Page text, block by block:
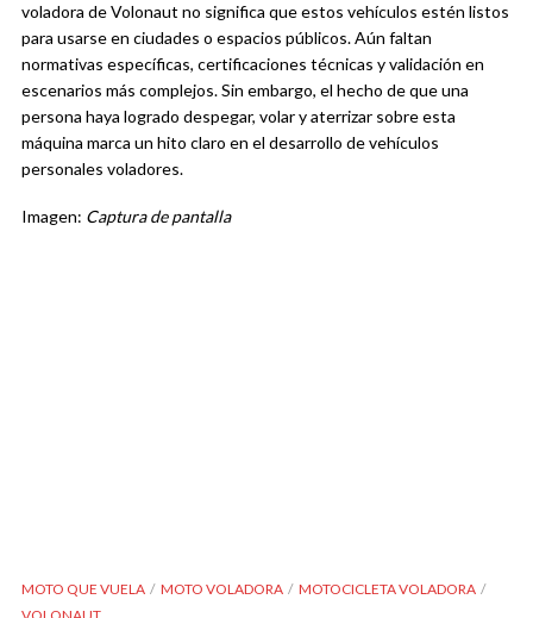
voladora de Volonaut no significa que estos vehículos estén listos
para usarse en ciudades o espacios públicos. Aún faltan
normativas específicas, certificaciones técnicas y validación en
escenarios más complejos. Sin embargo, el hecho de que una
persona haya logrado despegar, volar y aterrizar sobre esta
máquina marca un hito claro en el desarrollo de vehículos
personales voladores.
Imagen: Captura de pantalla
MOTO QUE VUELA MOTO VOLADORA
MOTOCICLETA VOLADORA